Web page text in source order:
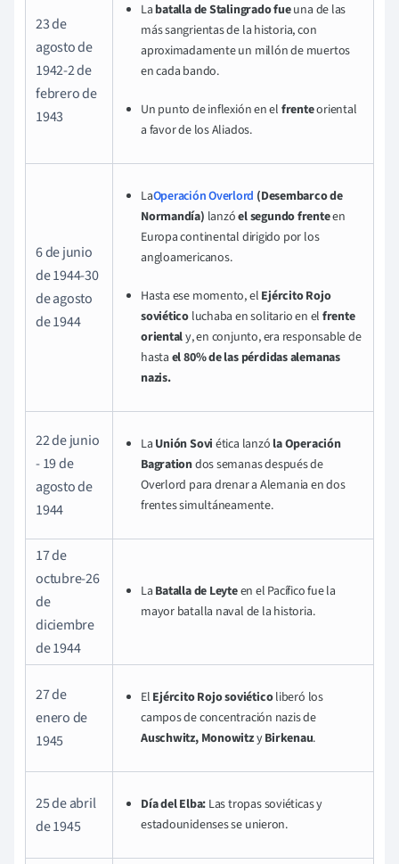
23 de
agosto de
1942-2 de
febrero de
1943
La batalla de Stalingrado fueuna de las
más sangrientas de la historia, con
aproximadamente un millón de muertos
en cada bando.
Un punto de inflexión en el frenteoriental
a favor de los Aliados.
6 de junio
de 1944-30
de agosto
de 1944
LaOperación Overlord (Desembarco de
Normandía) lanzóel segundo frenteen
Europa continental dirigido por los
angloamericanos.
Hasta ese momento, el Ejército Rojo
soviético luchaba en solitario en el frente
orientaly, en conjunto, era responsable de
hasta el 80% de las pérdidas alemanas
nazis.
22 de junio
- 19 de
agosto de
1944
La Unión Sovi ética lanzó la Operación
Bagrationdos semanas después de
Overlord para drenar a Alemania en dos
frentes simultáneamente.
17 de
octubre-26
de
diciembre
de 1944
La Batalla de Leyteen el Pacífico fue la
mayor batalla naval de la historia.
27 de
enero de
1945
El Ejército Rojo soviéticoliberó los
campos de concentración nazis de
Auschwitz, MonowitzyBirkenau.
25 de abril
de 1945
Día del Elba: Las tropas soviéticas y
estadounidenses se unieron.